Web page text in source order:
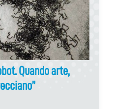
Quando arte,